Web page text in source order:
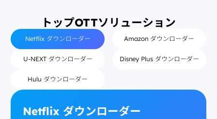
トップOTTソリューション
Netflix ダウンローダー
Netflix ダウンローダー Amazon ダウンローダー
U-NEXT ダウンローダー Disney Plus ダウンローダー
Hulu ダウンローダー